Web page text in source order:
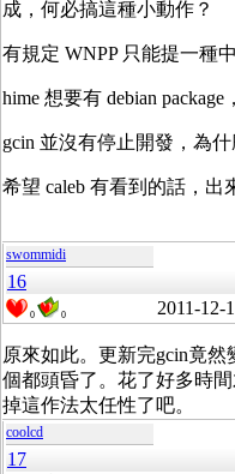
成，何必搞這種小動作？
有規定 WNPP 只能提一種
hime 想要有 debian
gcin 並沒有停止開發，為
希望 caleb 有看到的話，出
swommidi
16
0 0 2011-12-
原來如此。更新完gcin竟
個都頭昏了。花了好多時
掉這作法太任性了吧。
coolcd
17